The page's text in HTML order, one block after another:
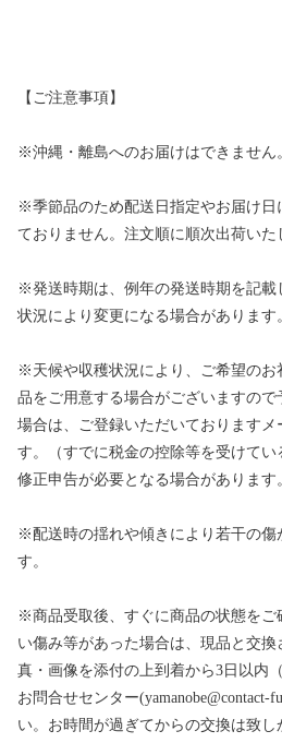
【ご注意事項】
※沖縄・離島へのお届けはできません
※季節品のため配送日指定やお届け日
ておりません。注文順に順次出荷いた
※発送時期は、例年の発送時期を記載
状況により変更になる場合があります
※天候や収穫状況により、ご希望のお
品をご用意する場合がございますの
場合は、ご登録いただいておりますメ
す。（すでに税金の控除等を受けて
修正申告が必要となる場合があります
※配送時の揺れや傾きにより若干の傷
す。
※商品受取後、すぐに商品の状態をご
い傷み等があった場合は、現品と交
真・画像を添付の上到着から3日以内
お問合せセンター(yamanobe@contact-
い。お時間が過ぎてからの交換は致し